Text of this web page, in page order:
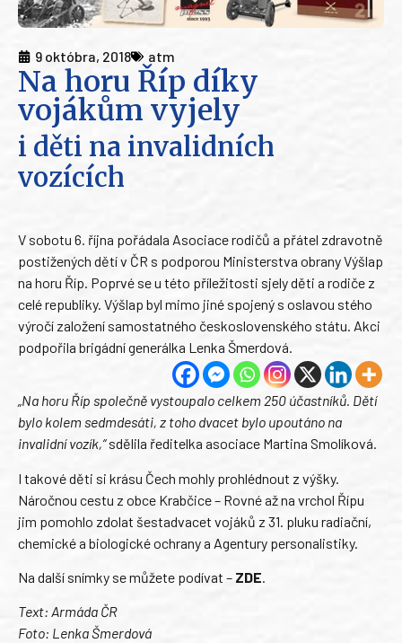
9 októbra, 2018 atm
Na horu Říp díky
vojákům vyjely
i děti na invalidních
vozících
V sobotu 6. října pořádala Asociace rodičů a přátel zdravotně
postižených dětí v ČR s podporou Ministerstva obrany Výšlap
na horu Říp. Poprvé se u této příležitosti sjely děti a rodiče z
celé republiky. Výšlap byl mimo jiné spojený s oslavou stého
výročí založení samostatného československého státu. Akci
podpořila brigádní generálka Lenka Šmerdová.
„Na horu Říp společně vystoupalo celkem 250 účastníků. Dětí
bylo kolem sedmdesáti, z toho dvacet bylo upoutáno na
invalidní vozík,“sdělila ředitelka asociace Martina Smolíková.
I takové děti si krásu Čech mohly prohlédnout z výšky.
Náročnou cestu z obce Krabčice – Rovné až na vrchol Řípu
jim pomohlo zdolat šestadvacet vojáků z 31. pluku radiační,
chemické a biologické ochrany a Agentury personalistiky.
Na další snímky se můžete podívat – ZDE.
Text: Armáda ČR
Foto: Lenka Šmerdová